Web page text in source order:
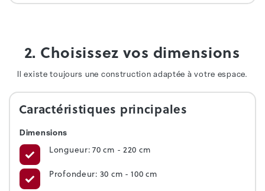
2. Choisissez vos dimensions
Il existe toujours une construction adaptée à votre espace.
Caractéristiques principales
Dimensions
Longueur: 70 cm - 220 cm
Profondeur: 30 cm - 100 cm